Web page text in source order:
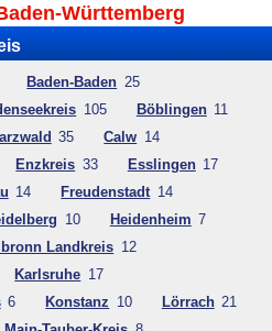
Württemberg
Baden-Baden 25
105 Böblingen 11
35 Calw 14
Enzkreis 33 Esslingen 17
14 Freudenstadt 14
10 Heidenheim 7
Landkreis 12
Karlsruhe 17
6 Konstanz 10 Lörrach 21